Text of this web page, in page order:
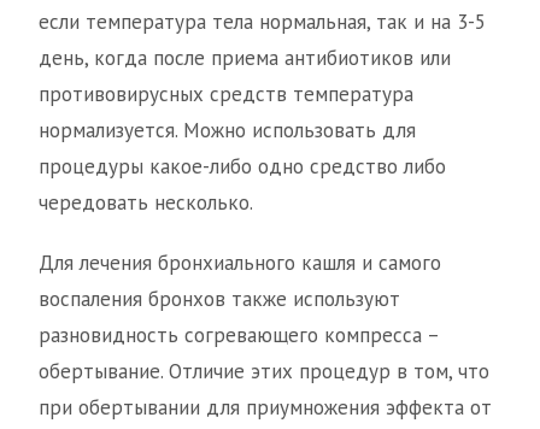
если температура тела нормальная, так и на 3-5
день, когда после приема антибиотиков или
противовирусных средств температура
нормализуется. Можно использовать для
процедуры какое-либо одно средство либо
чередовать несколько.
Для лечения бронхиального кашля и самого
воспаления бронхов также используют
разновидность согревающего компресса –
обертывание. Отличие этих процедур в том, что
при обертывании для приумножения эффекта от